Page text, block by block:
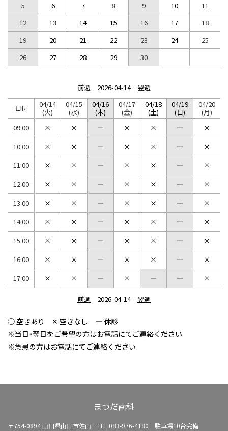
5
6 7 8 9 10
11
12
13 14 15 16 17
18
19
20 21 22 23 24
25
26
27 28 29 30
前週 2026-04-14 翌週
日付
04/14
(火)
04/15
(水)
04/16
(木)
04/17
(金)
04/18
(土)
04/19
(日)
04/20
(月)
09:00
10:00
11:00
12:00
13:00
14:00
15:00
16:00
17:00
前週 2026-04-14 翌週
◯ 空きあり ✕ 空きなし ― 休診
※当日・翌日をご希望の方はお電話にてご連絡ください
※急患の方はお電話にてご連絡ください
まつだ歯科
〒754-0894 山口県山口市佐山 TEL.083-976-4180 駐車場10台完備